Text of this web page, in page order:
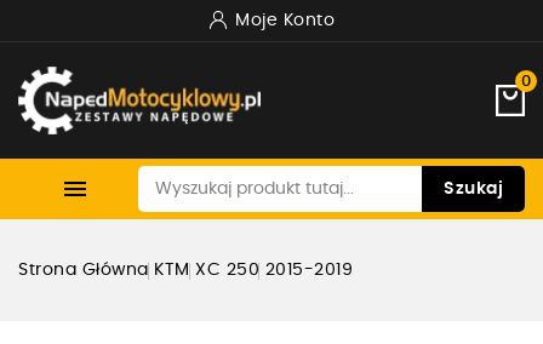
Moje Konto
0
 Szukaj
Strona Główna KTM XC 250 2015-2019